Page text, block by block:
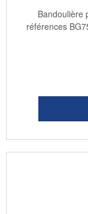
Bandoulière
références